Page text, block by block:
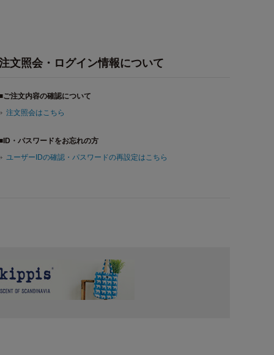
文照会・ログイン情報について
ご注文内容の確認について
注文照会はこちら
・パスワードをお忘れの方
ユーザーIDの確認・パスワードの再設定はこちら